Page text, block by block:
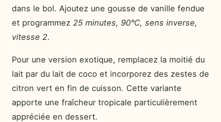
dans le bol. Ajoutez une gousse de vanille fendue
et programmez 25 minutes, 90°C, sens inverse,
vitesse 2.
Pour une version exotique, remplacez la moitié du
lait par du lait de coco et incorporez des zestes de
citron vert en fin de cuisson. Cette variante
apporte une fraîcheur tropicale particulièrement
appréciée en dessert.